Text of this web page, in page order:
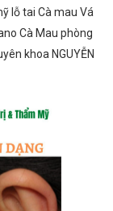
lỗ tai Cà mau Vá
Cà Mau phòng
khoa NGUYỄN